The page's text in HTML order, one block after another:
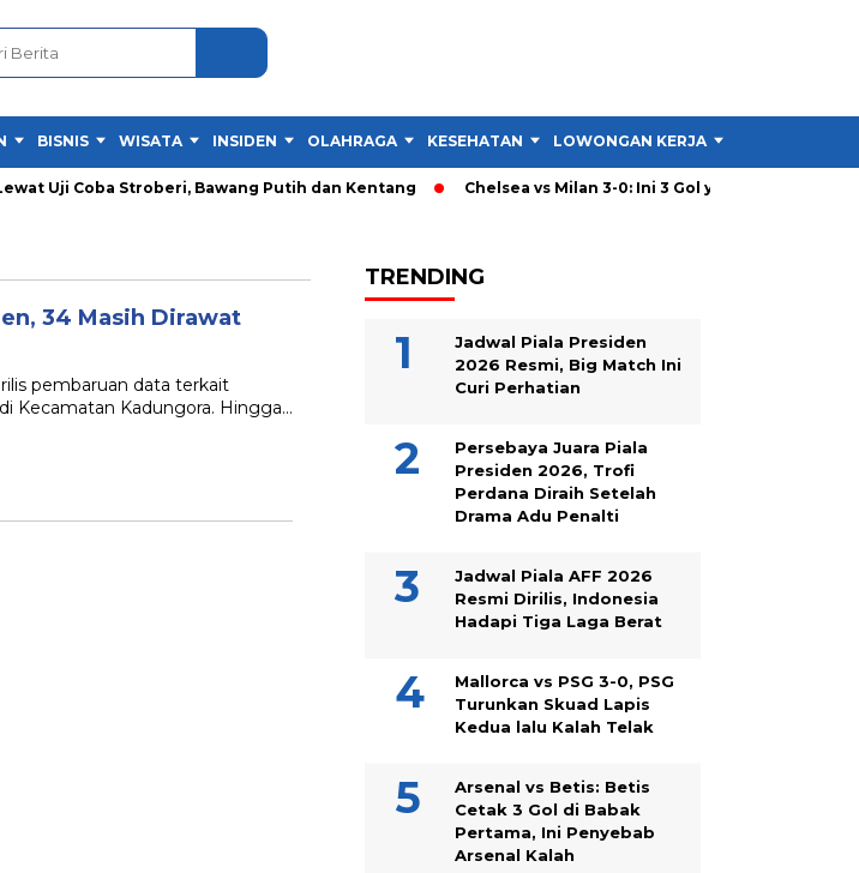
BISNIS WISATA INSIDEN OLAHRAGA KESEHATAN LOWONGAN KERJA
Uji Coba Stroberi, Bawang Putih dan Kentang Chelsea vs Milan 3-0: Ini 3 Gol yang Hancurkan
34 Masih Dirawat
pembaruan data terkait
Kecamatan Kadungora. Hingga…
TRENDING
Jadwal Piala Presiden
2026 Resmi, Big Match Ini
Curi Perhatian
Persebaya Juara Piala
Presiden 2026, Trofi
Perdana Diraih Setelah
Drama Adu Penalti
Jadwal Piala AFF 2026
Resmi Dirilis, Indonesia
Hadapi Tiga Laga Berat
Mallorca vs PSG 3-0, PSG
Turunkan Skuad Lapis
Kedua lalu Kalah Telak
Arsenal vs Betis: Betis
Cetak 3 Gol di Babak
Pertama, Ini Penyebab
Arsenal Kalah